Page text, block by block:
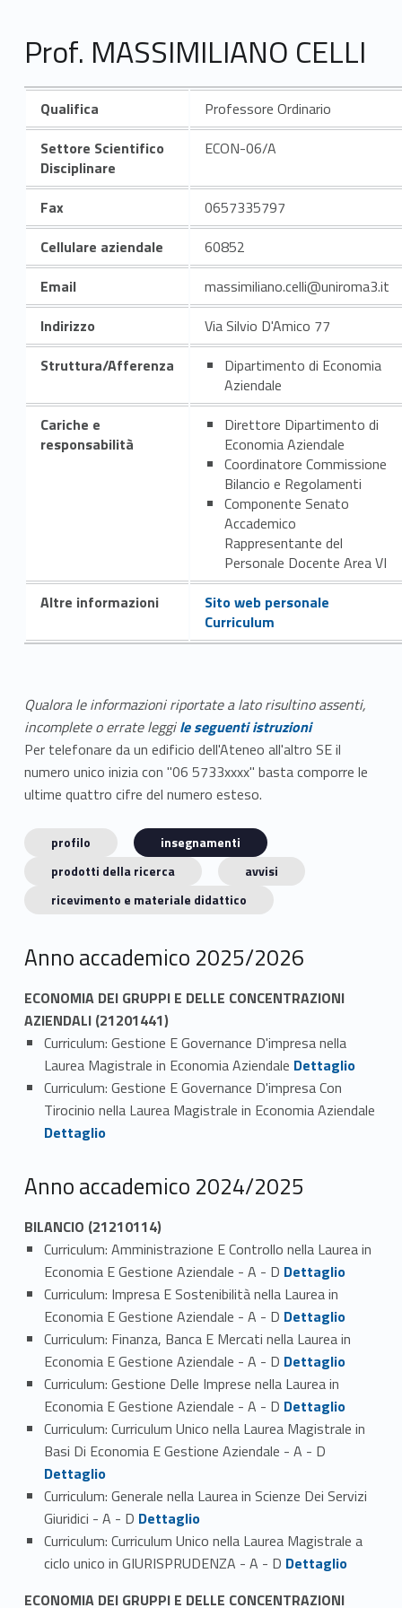
Prof. MASSIMILIANO CELLI
Qualifica
Professore Ordinario
Settore Scientifico
Disciplinare
ECON-06/A
Fax
0657335797
Cellulare aziendale
60852
Email
massimiliano.celli@uniroma3.it
Indirizzo
Via Silvio D'Amico 77
Struttura/Afferenza
Dipartimento di Economia
Aziendale
Cariche e
responsabilità
Direttore Dipartimento di
Economia Aziendale
Coordinatore Commissione
Bilancio e Regolamenti
Componente Senato
Accademico
Rappresentante del
Personale Docente Area VI
Altre informazioni
Sito web personale
Curriculum
Qualora le informazioni riportate a lato risultino assenti,
incomplete o errate leggile seguenti istruzioni
Per telefonare da un edificio dell'Ateneo all'altro SE il
numero unico inizia con "06 5733xxxx" basta comporre le
ultime quattro cifre del numero esteso.
profilo
insegnamenti
prodotti della ricerca
avvisi
ricevimento e materiale didattico
Anno accademico 2025/2026
ECONOMIA DEI GRUPPI E DELLE CONCENTRAZIONI
AZIENDALI (21201441)
Curriculum: Gestione E Governance D'impresa nella
Laurea Magistrale in Economia Aziendale Link identifier #identifier_person_52482-1
Dettaglio
Curriculum: Gestione E Governance D'impresa Con
Tirocinio nella Laurea Magistrale in Economia Aziendale
Link identifier #identifier_person_91708-2
Dettaglio
Anno accademico 2024/2025
BILANCIO (21210114)
Curriculum: Amministrazione E Controllo nella Laurea in
Economia E Gestione Aziendale - A - D Link identifier #identifier_person_179178-1
Dettaglio
Curriculum: Impresa E Sostenibilità nella Laurea in
Economia E Gestione Aziendale - A - D Link identifier #identifier_person_39059-2
Dettaglio
Curriculum: Finanza, Banca E Mercati nella Laurea in
Economia E Gestione Aziendale - A - D Link identifier #identifier_person_164630-3
Dettaglio
Curriculum: Gestione Delle Imprese nella Laurea in
Economia E Gestione Aziendale - A - D Link identifier #identifier_person_91714-4
Dettaglio
Curriculum: Curriculum Unico nella Laurea Magistrale in
Basi Di Economia E Gestione Aziendale - A - D
Dettaglio
Curriculum: Generale nella Laurea in Scienze Dei Servizi
Giuridici - A - D Link identifier #identifier_person_100595-6
Dettaglio
Curriculum: Curriculum Unico nella Laurea Magistrale a
ciclo unico in GIURISPRUDENZA - A - D Link identifier #identifier_person_132807-7
Dettaglio
ECONOMIA DEI GRUPPI E DELLE CONCENTRAZIONI